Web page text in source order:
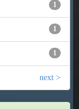
1
1
1
next >